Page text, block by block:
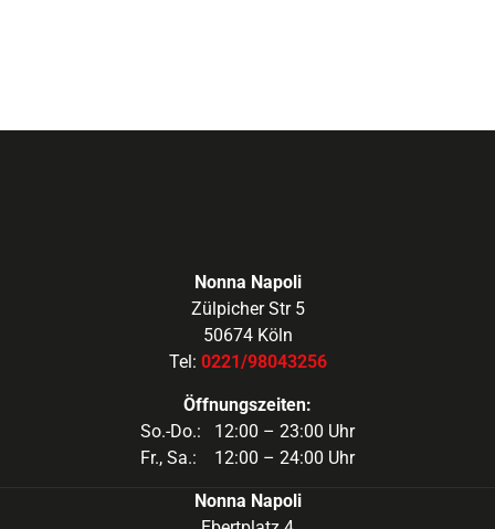
Nonna Napoli
Zülpicher Str 5
50674 Köln
Tel: 0221/98043256
Öffnungszeiten:
So.-Do.: 12:00 – 23:00 Uhr
Fr., Sa.: 12:00 – 24:00 Uhr
Nonna Napoli